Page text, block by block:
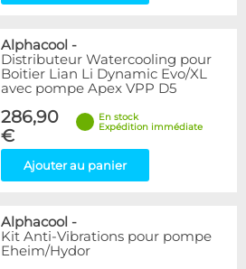
Alphacool -
Distributeur Watercooling pour
Boitier Lian Li Dynamic Evo/XL
avec pompe Apex VPP D5
286,90
€
En stock
Expédition immédiate
Ajouter au panier
Alphacool -
Kit Anti-Vibrations pour pompe
Eheim/Hydor